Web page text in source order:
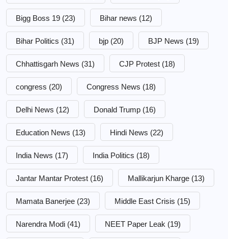
Bigg Boss 19 (23) Bihar news (12)
Bihar Politics (31) bjp (20) BJP News (19)
Chhattisgarh News (31) CJP Protest (18)
congress (20) Congress News (18)
Delhi News (12) Donald Trump (16)
Education News (13) Hindi News (22)
India News (17) India Politics (18)
Jantar Mantar Protest (16) Mallikarjun Kharge (13)
Mamata Banerjee (23) Middle East Crisis (15)
Narendra Modi (41) NEET Paper Leak (19)